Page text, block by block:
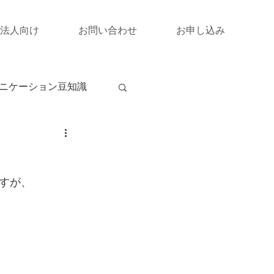
法人向け お問い合わせ お申し込み
ケーション豆知識
が、